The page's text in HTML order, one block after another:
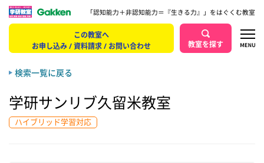
「認知能力＋非認知能力＝『生きる力』」をはぐくむ教室
この教室へ
お申し込み / 資料請求 / お問い合わせ
教室を探す
検索一覧に戻る
学研サンリブ久留米教室
ハイブリッド学習対応